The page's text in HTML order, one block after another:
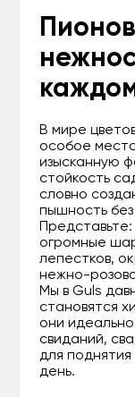
В мире
особое
изысканную
стойкость
словно
пышность
огромные
лепестков,
нежно-
Мы в Guls
становятся
они
свиданий,
для
день.